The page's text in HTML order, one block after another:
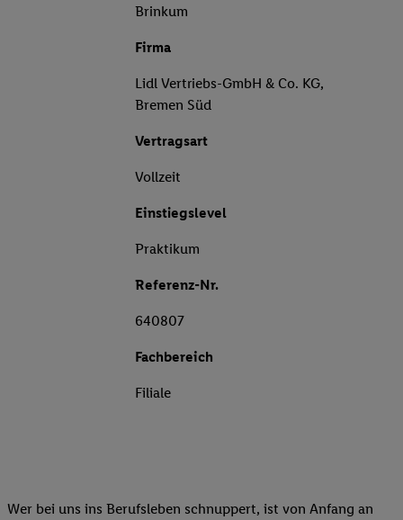
Brinkum
Firma
Lidl Vertriebs-GmbH & Co. KG,
Bremen Süd
Vertragsart
Vollzeit
Einstiegslevel
Praktikum
Referenz-Nr.
640807
Fachbereich
Filiale
Wer bei uns ins Berufsleben schnuppert, ist von Anfang an